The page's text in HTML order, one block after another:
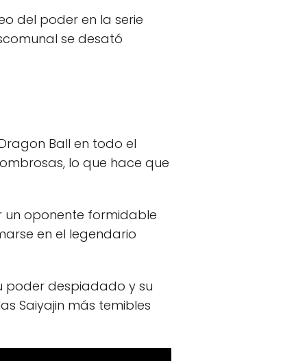
del poder en la serie
se desató
Ball en todo el
lo que hace que
un oponente formidable
en el legendario
poder despiadado y su
Saiyajin más temibles